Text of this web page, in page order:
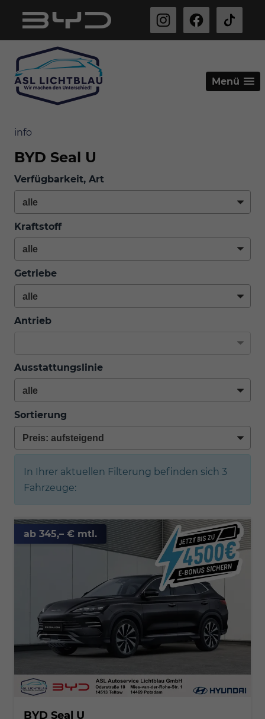
Menü
info
BYD Seal U
Verfügbarkeit, Art
Kraftstoff
Getriebe
Antrieb
Ausstattungslinie
Sortierung
In Ihrer aktuellen Filterung befinden sich 3
Fahrzeuge:
ab 345,– € mtl.
BYD Seal U